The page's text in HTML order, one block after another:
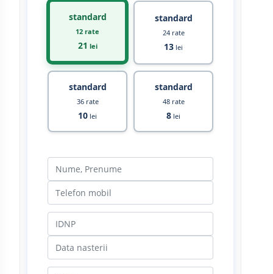
standard
12 rate
21 lei
standard
24 rate
13 lei
standard
36 rate
10 lei
standard
48 rate
8 lei